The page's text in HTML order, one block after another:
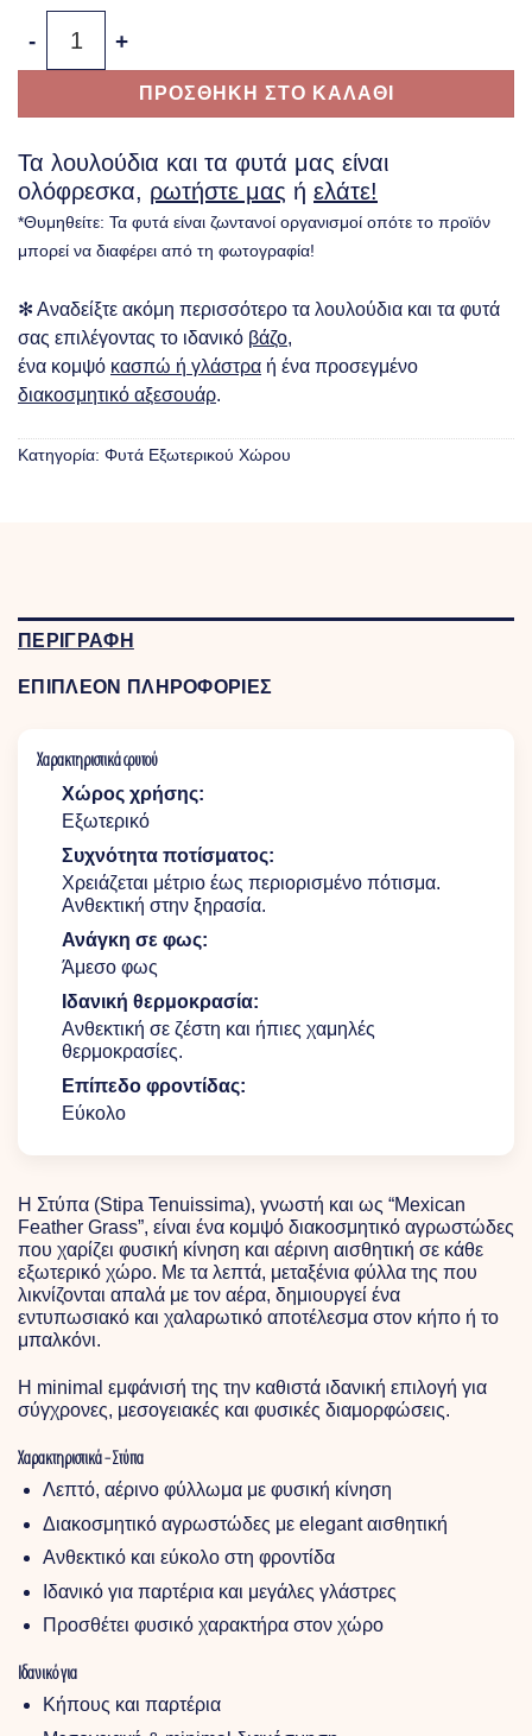
ΠΡΟΣΘΗΚΗ ΣΤΟ ΚΑΛΑΘΙ
Τα λουλούδια και τα φυτά μας είναι
ολόφρεσκα, ρωτήστε μας ή ελάτε!
*Θυμηθείτε: Τα φυτά είναι ζωντανοί οργανισμοί οπότε το προϊόν
μπορεί να διαφέρει από τη φωτογραφία!
✻ Αναδείξτε ακόμη περισσότερο τα λουλούδια και τα φυτά
σας επιλέγοντας το ιδανικό βάζο,
ένα κομψό κασπώ ή γλάστρα ή ένα προσεγμένο
διακοσμητικό αξεσουάρ.
Κατηγορία: Φυτά Eξωτερικού Xώρου
ΠΕΡΙΓΡΑΦΗ
ΕΠΙΠΛΕΟΝ ΠΛΗΡΟΦΟΡΙΕΣ
Χαρακτηριστικά φυτού
Χώρος χρήσης:
Εξωτερικό
Συχνότητα ποτίσματος:
Χρειάζεται μέτριο έως περιορισμένο πότισμα.
Ανθεκτική στην ξηρασία.
Ανάγκη σε φως:
Άμεσο φως
Ιδανική θερμοκρασία:
Ανθεκτική σε ζέστη και ήπιες χαμηλές
θερμοκρασίες.
Επίπεδο φροντίδας:
Εύκολο
Η Στύπα (Stipa Tenuissima), γνωστή και ως “Mexican
Feather Grass”, είναι ένα κομψό διακοσμητικό αγρωστώδες
που χαρίζει φυσική κίνηση και αέρινη αισθητική σε κάθε
εξωτερικό χώρο. Με τα λεπτά, μεταξένια φύλλα της που
λικνίζονται απαλά με τον αέρα, δημιουργεί ένα
εντυπωσιακό και χαλαρωτικό αποτέλεσμα στον κήπο ή το
μπαλκόνι.
Η minimal εμφάνισή της την καθιστά ιδανική επιλογή για
σύγχρονες, μεσογειακές και φυσικές διαμορφώσεις.
Χαρακτηριστικά – Στύπα
Λεπτό, αέρινο φύλλωμα με φυσική κίνηση
Διακοσμητικό αγρωστώδες με elegant αισθητική
Ανθεκτικό και εύκολο στη φροντίδα
Ιδανικό για παρτέρια και μεγάλες γλάστρες
Προσθέτει φυσικό χαρακτήρα στον χώρο
Ιδανικό για
Κήπους και παρτέρια